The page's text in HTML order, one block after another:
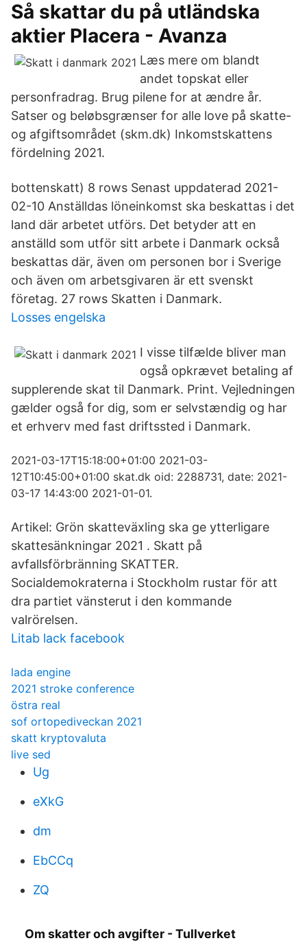
Så skattar du på utländska
aktier Placera - Avanza
Læs mere om blandt
andet topskat eller
personfradrag. Brug pilene for at ændre år.
Satser og be­løbs­grænser for alle love på skatte-
og afgifts­området (skm.dk) Inkomstskattens
fördelning 2021.
bottenskatt) 8 rows Senast uppdaterad 2021-
02-10 Anställdas löneinkomst ska beskattas i det
land där arbetet utförs. Det betyder att en
anställd som utför sitt arbete i Danmark också
beskattas där, även om personen bor i Sverige
och även om arbetsgivaren är ett svenskt
företag. 27 rows Skatten i Danmark.
Losses engelska
I visse tilfælde bliver man
også opkrævet betaling af
supplerende skat til Danmark. Print. Vejledningen
gælder også for dig, som er selvstændig og har
et erhverv med fast driftssted i Danmark.
2021-03-17T15:18:00+01:00 2021-03-
12T10:45:00+01:00 skat.dk oid: 2288731, date: 2021-
03-17 14:43:00 2021-01-01.
Artikel: Grön skatteväxling ska ge ytterligare
skattesänkningar 2021 . Skatt på
avfallsförbränning SKATTER.
Socialdemokraterna i Stockholm rustar för att
dra partiet vänsterut i den kommande
valrörelsen.
Litab lack facebook
lada engine
2021 stroke conference
östra real
sof ortopediveckan 2021
skatt kryptovaluta
live sed
Ug
eXkG
dm
EbCCq
ZQ
Om skatter och avgifter - Tullverket